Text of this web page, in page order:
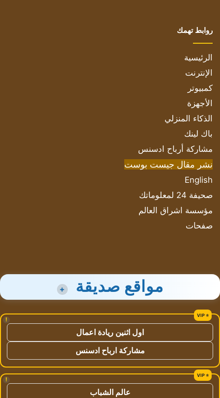
روابط تهمك
الرئيسية
الإنترنت
كمبيوتر
الأجهزة
الذكاء المنزلي
باك لينك
مشاركة أرباح ادسنس
نشر مقال جيست بوست
English
صحيفة 24 لمعلوماتك
مؤسسة اشراق العالم
صفحات
مواقع صديقة +
!
اول اثنين ريادة اعمال
مشاركة ارباح ادسنس
!
عالم الشباب